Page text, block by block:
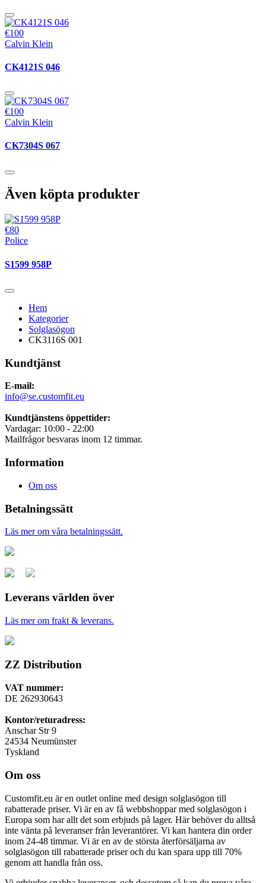
€100
Calvin Klein
CK4121S 046
€100
Calvin Klein
CK7304S 067
Även köpta produkter
€80
Police
S1599 958P
Hem
Kategorier
Solglasögon
CK3116S 001
Kundtjänst
E-mail:
info@se.customfit.eu
Kundtjänstens öppettider:
Vardagar: 10:00 - 22:00
Mailfrågor besvaras inom 12 timmar.
Information
Om oss
Betalningssätt
Läs mer om våra betalningssätt.
Leverans världen över
Läs mer om frakt & leverans.
ZZ Distribution
VAT nummer:
DE 262930643
Kontor/returadress:
Anschar Str 9
24534 Neumünster
Tyskland
Om oss
Customfit.eu är en outlet online med design solglasögon till
rabatterade priser. Vi är en av få webbshoppar med solglasögon i
Europa som har allt det som erbjuds på lager. Här behöver du alltså
inte vänta på leveranser från leverantörer. Vi kan hantera din order
inom 24-48 timmar. Vi är en av de största återförsäljarna av
solglasögon till rabatterade priser och du kan spara upp till 70%
genom att handla från oss.